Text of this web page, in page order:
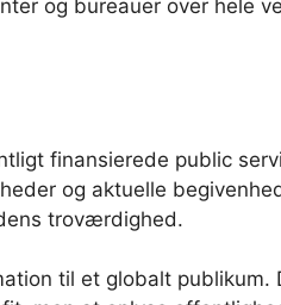
og bureauer over hele
finansierede public
og aktuelle
troværdighed.
til et globalt publikum.